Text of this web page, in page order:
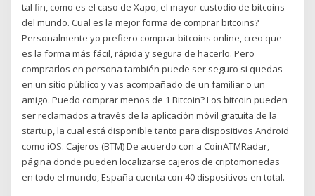
tal fin, como es el caso de Xapo, el mayor custodio de bitcoins
del mundo. Cual es la mejor forma de comprar bitcoins?
Personalmente yo prefiero comprar bitcoins online, creo que
es la forma más fácil, rápida y segura de hacerlo. Pero
comprarlos en persona también puede ser seguro si quedas
en un sitio público y vas acompañado de un familiar o un
amigo. Puedo comprar menos de 1 Bitcoin? Los bitcoin pueden
ser reclamados a través de la aplicación móvil gratuita de la
startup, la cual está disponible tanto para dispositivos Android
como iOS. Cajeros (BTM) De acuerdo con a CoinATMRadar,
página donde pueden localizarse cajeros de criptomonedas
en todo el mundo, España cuenta con 40 dispositivos en total.